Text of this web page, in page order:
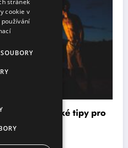
praktické tipy pro
stránek
cookie v